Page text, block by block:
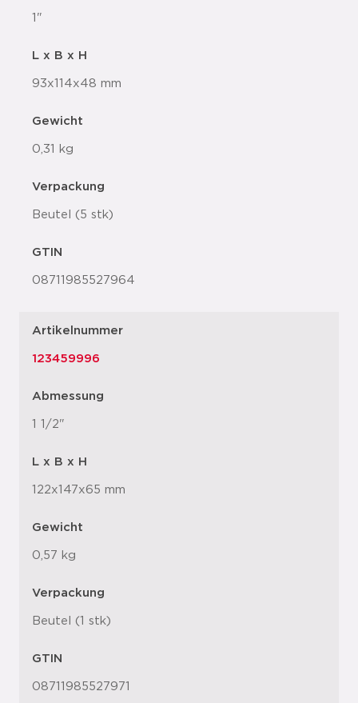
1"
L x B x H
93x114x48 mm
Gewicht
0,31 kg
Verpackung
Beutel (5 stk)
GTIN
08711985527964
Artikelnummer
123459996
Abmessung
1 1/2"
L x B x H
122x147x65 mm
Gewicht
0,57 kg
Verpackung
Beutel (1 stk)
GTIN
08711985527971